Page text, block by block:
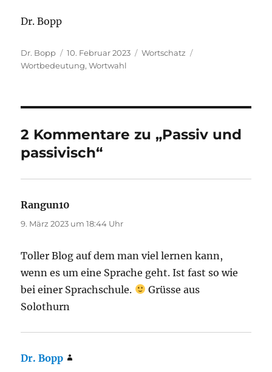
Dr. Bopp
Autor
Dr. Bopp
Veröffentlicht
am
10. Februar 2023 Kategorien
Wortschatz
Wortbedeutung,Wortwahl
2 Kommentare zu „Passiv und
passivisch“
Rangun10
9. März 2023 um 18:44 Uhr
Toller Blog auf dem man viel lernen kann,
wenn es um eine Sprache geht. Ist fast so wie
bei einer Sprachschule.
Grüsse aus
Solothurn
Dr. Bopp